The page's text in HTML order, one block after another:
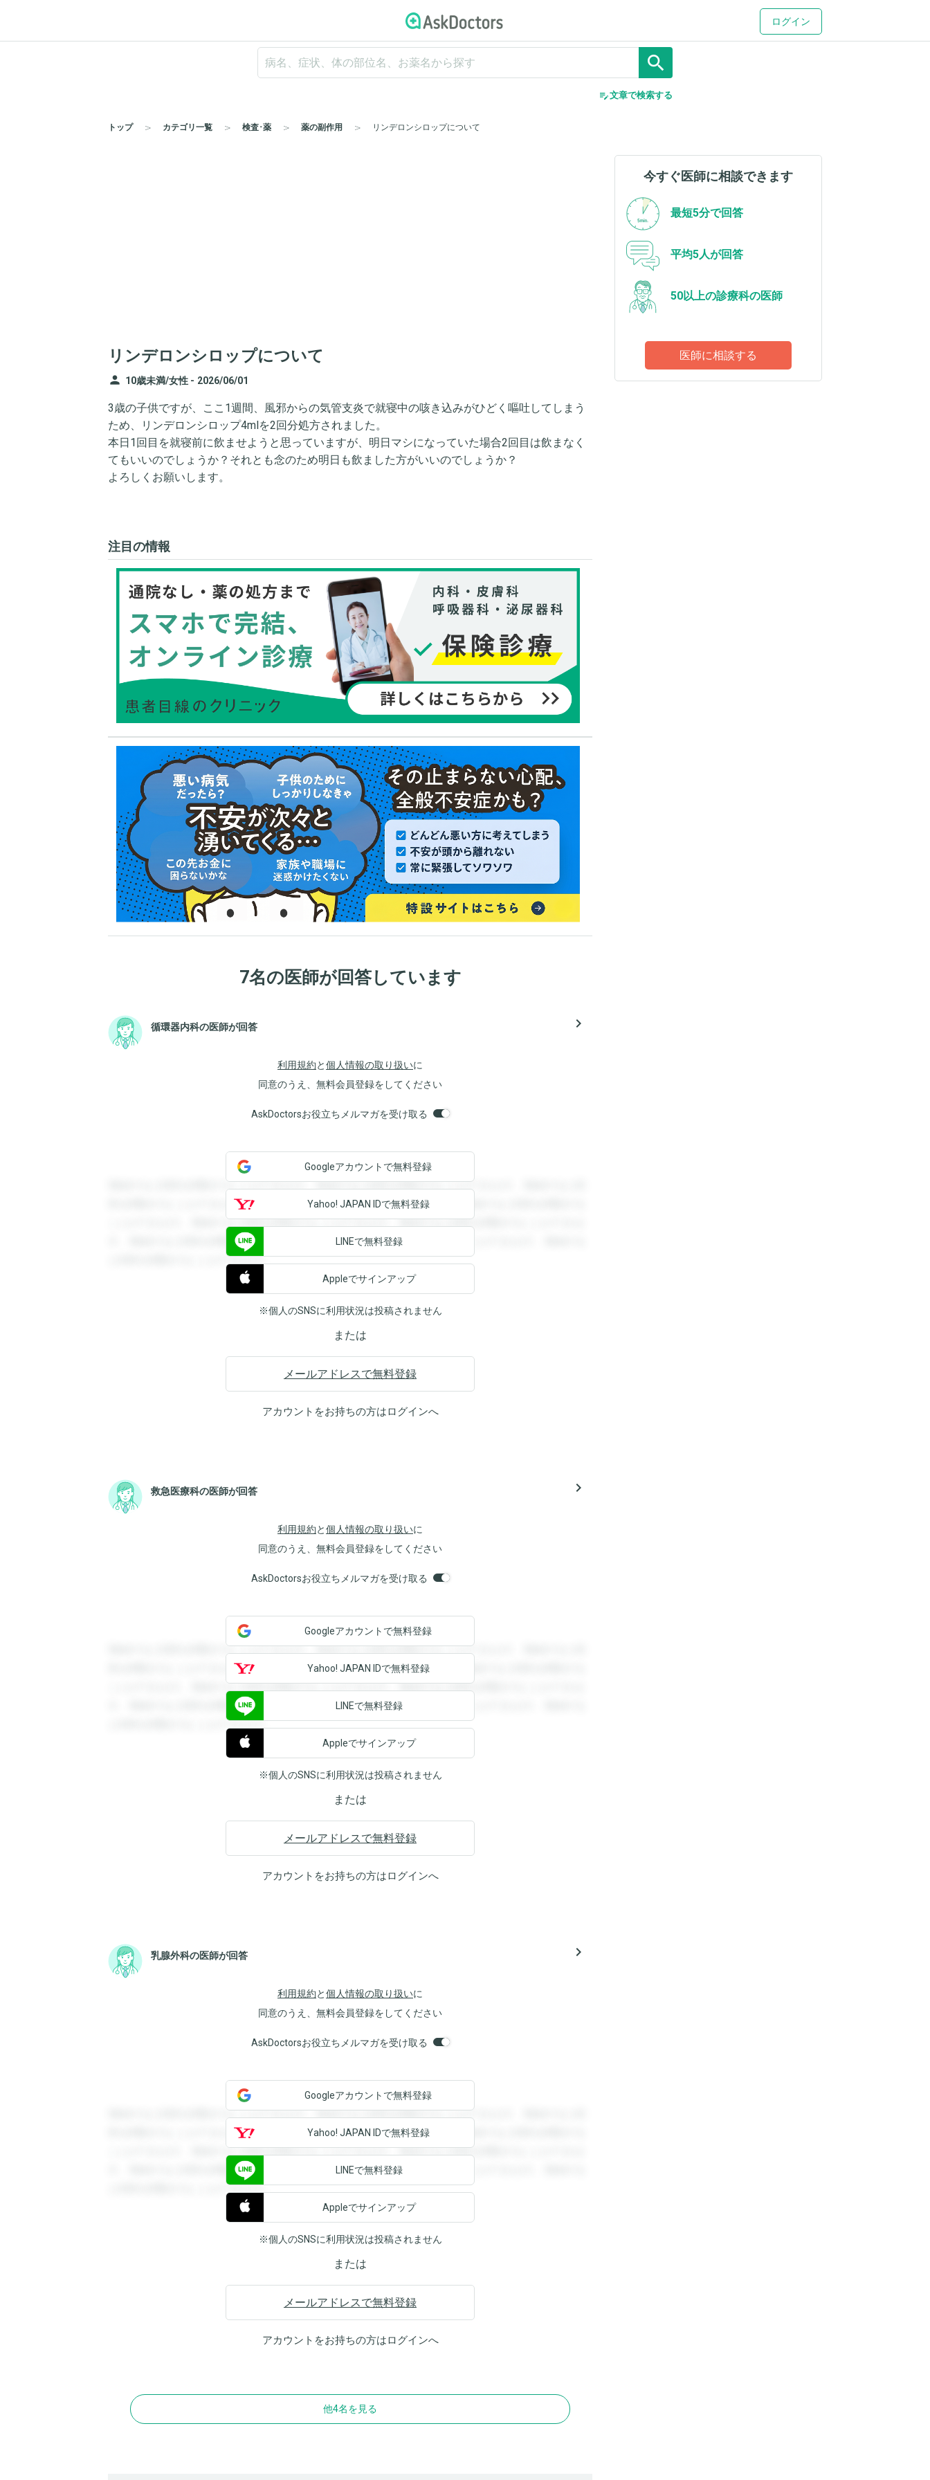
ログイン
search
edit_note文章で検索する
トップ カテゴリ一覧 検査･薬 薬の副作用 リンデロンシロップについて
リンデロンシロップについて
person 10歳未満/女性 - 2026/06/01
3歳の子供ですが、ここ1週間、風邪からの気管支炎で就寝中の咳き込みがひどく嘔吐してしまう
ため、リンデロンシロップ4mlを2回分処方されました。
本日1回目を就寝前に飲ませようと思っていますが、明日マシになっていた場合2回目は飲まなく
てもいいのでしょうか？それとも念のため明日も飲ました方がいいのでしょうか？
よろしくお願いします。
注目の情報
7名の医師が回答しています
循環器内科の医師が回答 navigate_next
利用規約と個人情報の取り扱いに
同意のうえ、無料会員登録をしてください
AskDoctorsお役立ちメルマガを受け取る
登録すると回答を閲覧することができます。登録すると回答を閲覧することができます。登録すると回
答を閲覧することができます。登録すると回答を閲覧することができます。登録すると回答を閲覧する
ことができます。登録すると回答を閲覧することができます。登録すると回答を閲覧することができま
す。登録すると回答を閲覧することができます。登録すると回答を閲覧することができます。登録する
と回答を閲覧することができます。
Googleアカウントで無料登録
Yahoo! JAPAN IDで無料登録
LINEで無料登録
Appleでサインアップ
※個人のSNSに利用状況は投稿されません
または
メールアドレスで無料登録
アカウントをお持ちの方はログインへ
救急医療科の医師が回答 navigate_next
利用規約と個人情報の取り扱いに
同意のうえ、無料会員登録をしてください
AskDoctorsお役立ちメルマガを受け取る
登録すると回答を閲覧することができます。登録すると回答を閲覧することができます。登録すると回
答を閲覧することができます。登録すると回答を閲覧することができます。登録すると回答を閲覧する
ことができます。登録すると回答を閲覧することができます。登録すると回答を閲覧することができま
す。登録すると回答を閲覧することができます。登録すると回答を閲覧することができます。登録する
と回答を閲覧することができます。
Googleアカウントで無料登録
Yahoo! JAPAN IDで無料登録
LINEで無料登録
Appleでサインアップ
※個人のSNSに利用状況は投稿されません
または
メールアドレスで無料登録
アカウントをお持ちの方はログインへ
乳腺外科の医師が回答 navigate_next
利用規約と個人情報の取り扱いに
同意のうえ、無料会員登録をしてください
AskDoctorsお役立ちメルマガを受け取る
登録すると回答を閲覧することができます。登録すると回答を閲覧することができます。登録すると回
答を閲覧することができます。登録すると回答を閲覧することができます。登録すると回答を閲覧する
ことができます。登録すると回答を閲覧することができます。登録すると回答を閲覧することができま
す。登録すると回答を閲覧することができます。登録すると回答を閲覧することができます。登録する
と回答を閲覧することができます。
Googleアカウントで無料登録
Yahoo! JAPAN IDで無料登録
LINEで無料登録
Appleでサインアップ
※個人のSNSに利用状況は投稿されません
または
メールアドレスで無料登録
アカウントをお持ちの方はログインへ
他4名を見る
今すぐ医師に相談できます
最短5分で回答
平均5人が回答
50以上の診療科の医師
医師に相談する